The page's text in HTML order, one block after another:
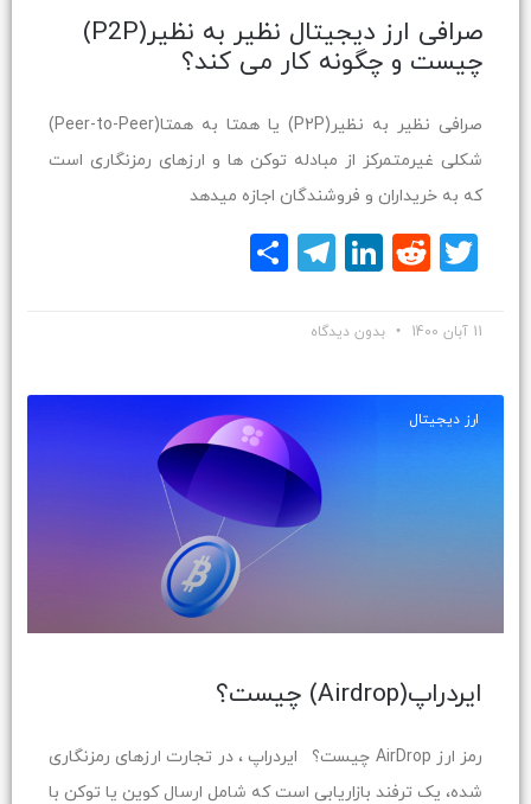
صرافی ارز دیجیتال نظیر به نظیر(P2P)
چیست و چگونه کار می کند؟
صرافی نظیر به نظیر(P2P) یا همتا به همتا(Peer-to-Peer)
شکلی غیرمتمرکز از مبادله توکن ها و ارزهای رمزنگاری است
که به خریداران و فروشندگان اجازه میدهد
Twitter
Reddit
LinkedIn
Telegram
11 آبان 1400 بدون دیدگاه
ارز دیجیتال
ایردراپ(Airdrop) چیست؟
رمز ارز AirDrop چیست؟ ایردراپ ، در تجارت ارزهای رمزنگاری
شده، یک ترفند بازاریابی است که شامل ارسال کوین یا توکن با